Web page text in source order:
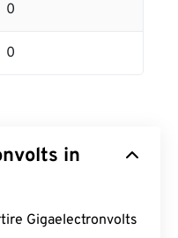
0
0
in
Gigaelectronvolts